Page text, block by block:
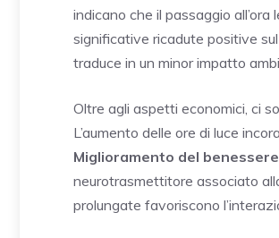
indicano che il passaggio
significative ricadute positive
traduce in un minor impatto
Oltre agli aspetti economici, ci
L’aumento delle ore di luce
Miglioramento del
neurotrasmettitore associato
prolungate favoriscono